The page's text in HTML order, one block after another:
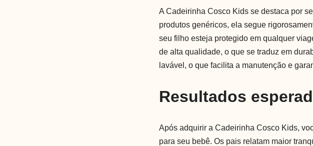
A Cadeirinha Cosco Kids se destaca por
produtos genéricos, ela segue
seu filho esteja protegido em qualquer
de alta qualidade, o que se traduz em
lavável, o que facilita a manutenção e
Resultados
Após adquirir a Cadeirinha Cosco Kids,
para seu bebê. Os pais relatam maior